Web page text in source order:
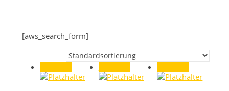
[aws_search_form]